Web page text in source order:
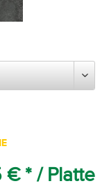
€ * / Platte